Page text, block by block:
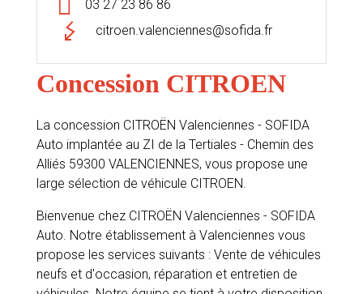
03 27 23 86 86
citroen.valenciennes@sofida.fr
Concession CITROEN
La concession CITROËN Valenciennes - SOFIDA
Auto implantée au ZI de la Tertiales - Chemin des
Alliés 59300 VALENCIENNES, vous propose une
large sélection de véhicule CITROEN.
Bienvenue chez CITROËN Valenciennes - SOFIDA
Auto. Notre établissement à Valenciennes vous
propose les services suivants : Vente de véhicules
neufs et d'occasion, réparation et entretien de